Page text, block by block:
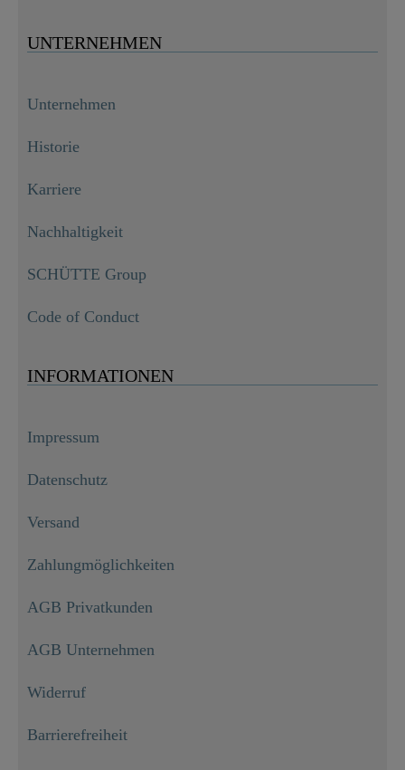
UNTERNEHMEN
Unternehmen
Historie
Karriere
Nachhaltigkeit
SCHÜTTE Group
Code of Conduct
INFORMATIONEN
Impressum
Datenschutz
Versand
Zahlungmöglichkeiten
AGB Privatkunden
AGB Unternehmen
Widerruf
Barrierefreiheit